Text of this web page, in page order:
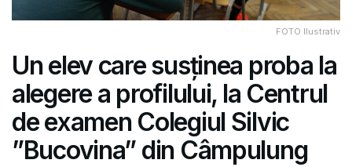
FOTO Ilustrativ
Un elev care susținea proba la
alegere a profilului, la Centrul
de examen Colegiul Silvic
”Bucovina” din Câmpulung